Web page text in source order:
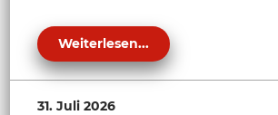
Weiterlesen...
31. Juli 2026